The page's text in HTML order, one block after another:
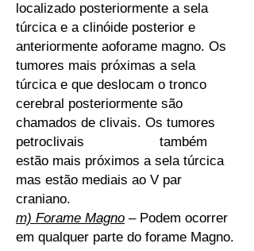
localizado posteriormente a sela
túrcica e a clinóide posterior e
anteriormente aoforame magno. Os
tumores mais próximas a sela
túrcica e que deslocam o tronco
cerebral posteriormente são
chamados de clivais. Os tumores
petroclivais também
estão mais próximos a sela túrcica
mas estão mediais ao V par
craniano.
m) Forame Magno – Podem ocorrer
em qualquer parte do forame Magno.